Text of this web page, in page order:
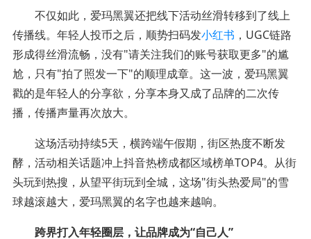
不仅如此，爱玛黑翼还把线下活动丝滑转移到了线上
传播线。年轻人投币之后，顺势扫码发小红书 ，UGC链路
形成得丝滑流畅，没有"请关注我们的账号获取更多"的尴
尬，只有"拍了照发一下"的顺理成章。这一波，爱玛黑翼
戳的是年轻人的分享欲，分享本身又成了品牌的二次传
播，传播声量再次放大。
这场活动持续5天，横跨端午假期，街区热度不断发
酵，活动相关话题冲上抖音热榜成都区域榜单TOP4。从街
头玩到热搜，从望平街玩到全城，这场"街头热爱局"的雪
球越滚越大，爱玛黑翼的名字也越来越响。
跨界打入年轻圈层，让品牌成为“自己人”